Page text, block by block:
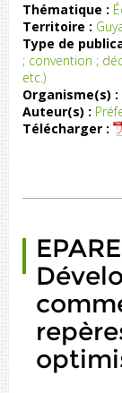
Thématique :
Territoire :
Type de
; convention ;
etc.)
Organisme(s) :
Auteur(s) :
Télécharger :